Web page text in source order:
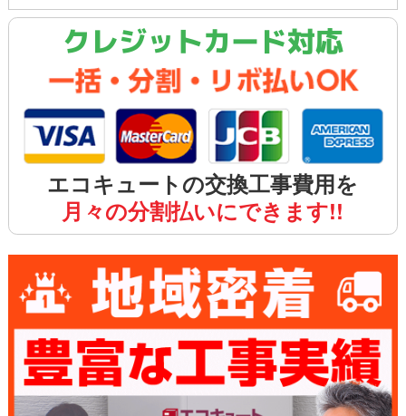
クレジットカード対応
エコキュートの交換工事費用を
月々の分割払いにできます!!